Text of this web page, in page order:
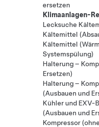
ersetzen
Klimaanlagen-
Lecksuche
Kältemittel
Kältemittel
Systemspülung)
Halterung –
Ersetzen)
Halterung –
(Ausbauen und
Kühler und EXV-
(Ausbauen und
Kompressor